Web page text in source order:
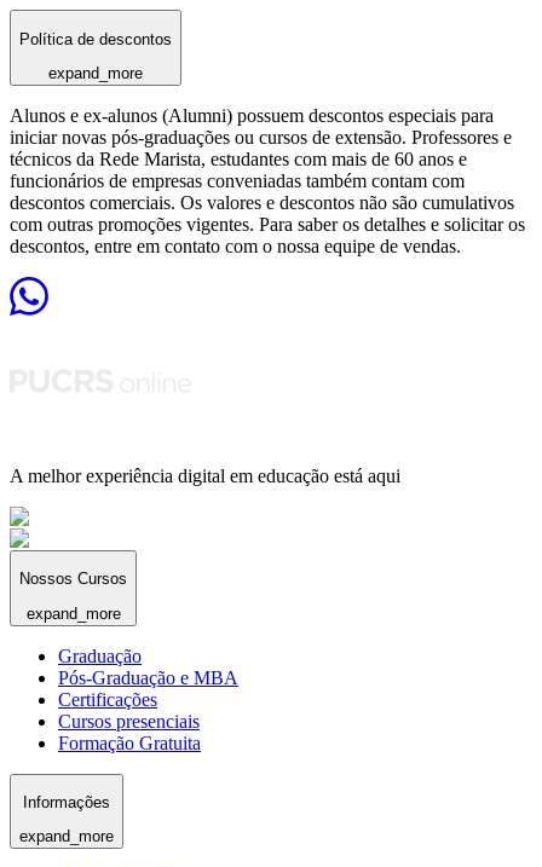
Política de descontos
expand_more
Alunos e ex-alunos (Alumni) possuem descontos especiais para
iniciar novas pós-graduações ou cursos de extensão. Professores e
técnicos da Rede Marista, estudantes com mais de 60 anos e
funcionários de empresas conveniadas também contam com
descontos comerciais. Os valores e descontos não são cumulativos
com outras promoções vigentes. Para saber os detalhes e solicitar os
descontos, entre em contato com o nossa equipe de vendas.
A melhor experiência digital em educação está aqui
Nossos Cursos
expand_more
Graduação
Pós-Graduação e MBA
Certificações
Cursos presenciais
Formação Gratuita
Informações
expand_more